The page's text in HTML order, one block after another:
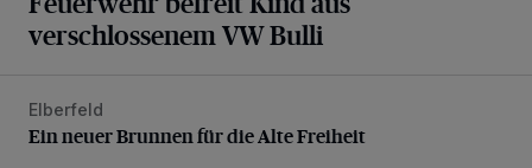
verschlossenem VW Bulli
Ein neuer Brunnen für die Alte Freiheit
Elberfeld
Ein neuer Brunnen für die Alte Freiheit